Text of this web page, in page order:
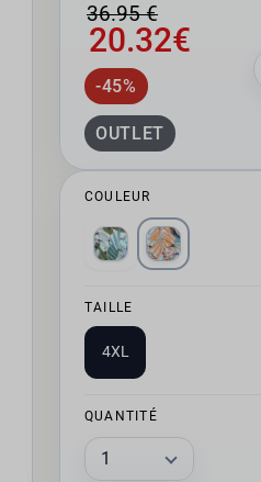
36.95 €
20.32€
-45%
OUTLET
COULEUR
TAILLE
4XL
QUANTITÉ